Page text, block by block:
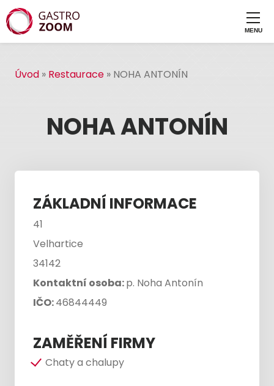
Úvod » Restaurace » NOHA ANTONÍN
NOHA ANTONÍN
ZÁKLADNÍ INFORMACE
41
Velhartice
34142
Kontaktní osoba:p. Noha Antonín
IČO:46844449
ZAMĚŘENÍ FIRMY
Chaty a chalupy